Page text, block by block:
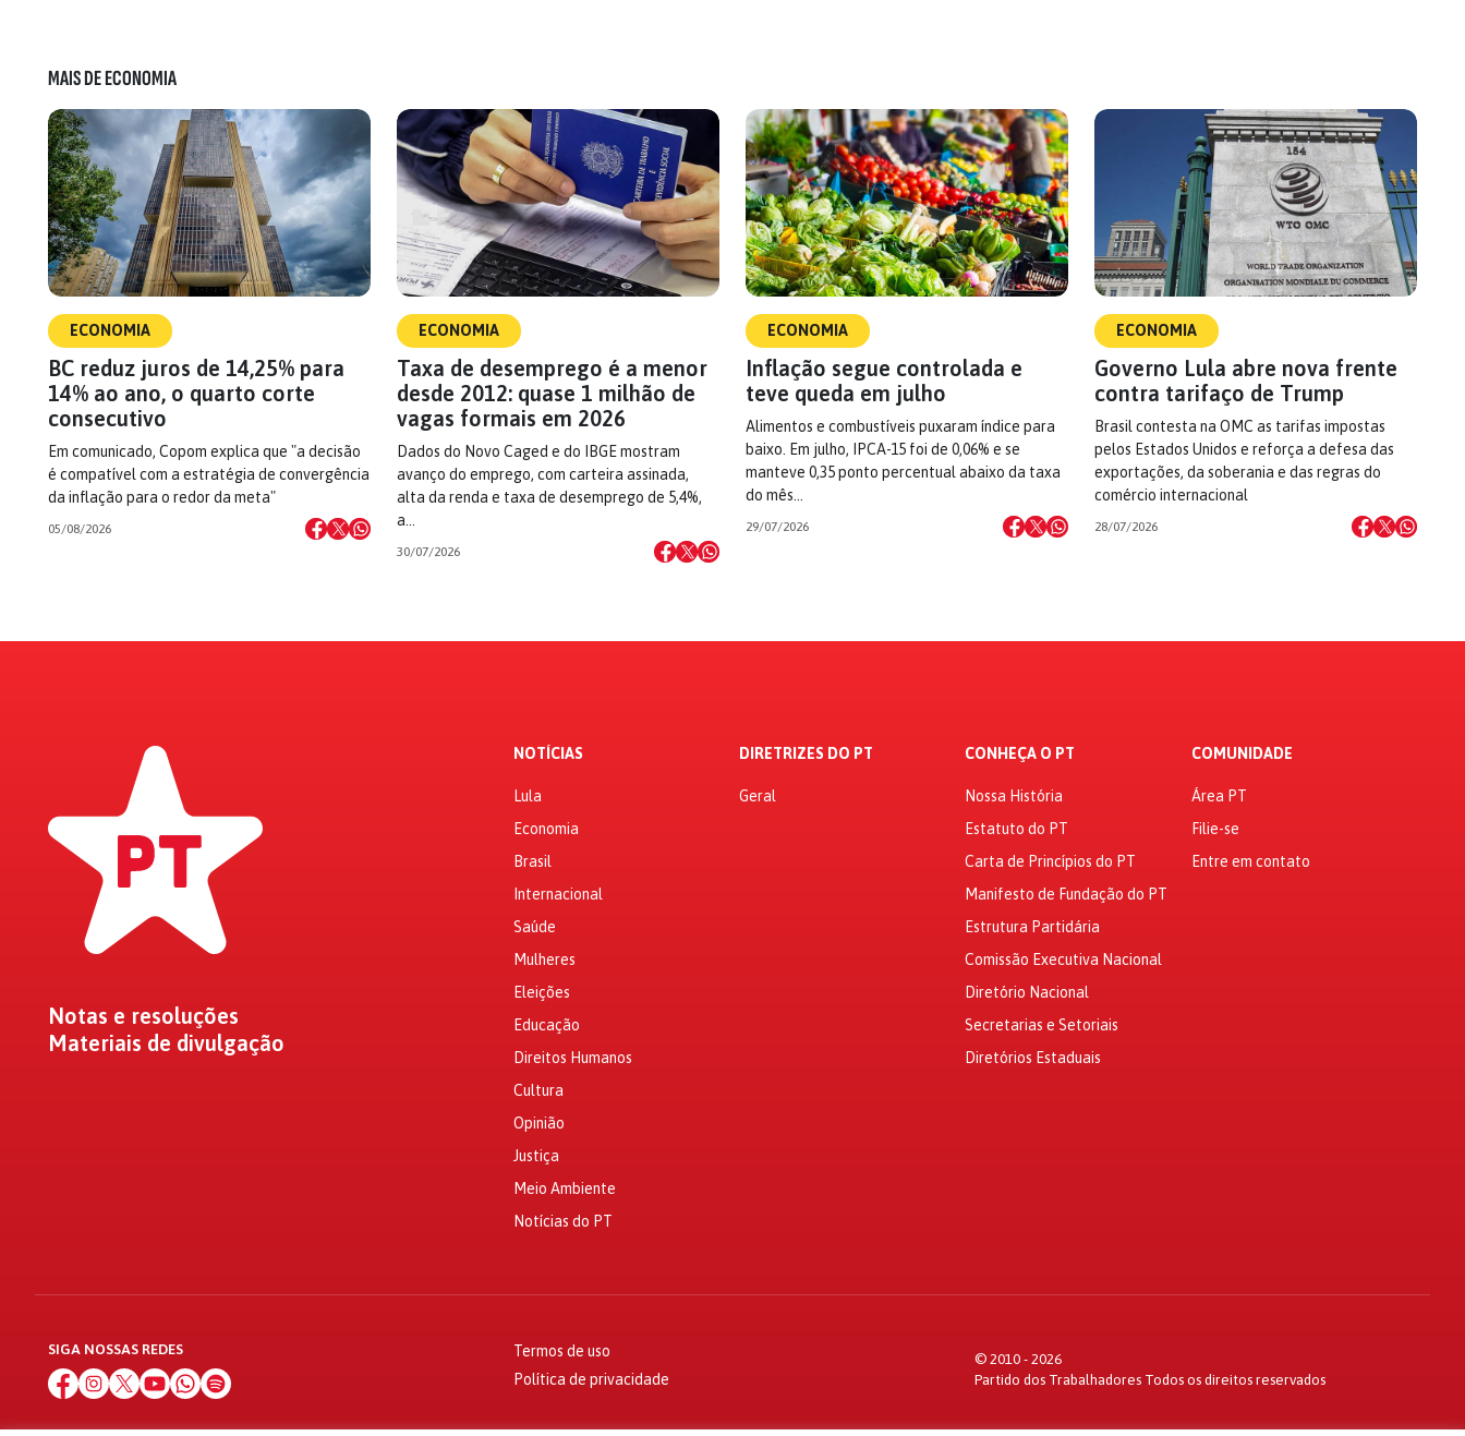
MAIS DE ECONOMIA
ECONOMIA
BC reduz juros de 14,25% para
14% ao ano, o quarto corte
consecutivo
Em comunicado, Copom explica que "a decisão
é compatível com a estratégia de convergência
da inflação para o redor da meta"
05/08/2026
ECONOMIA
Taxa de desemprego é a menor
desde 2012: quase 1 milhão de
vagas formais em 2026
Dados do Novo Caged e do IBGE mostram
avanço do emprego, com carteira assinada,
alta da renda e taxa de desemprego de 5,4%,
a…
30/07/2026
ECONOMIA
Inflação segue controlada e
teve queda em julho
Alimentos e combustíveis puxaram índice para
baixo. Em julho, IPCA-15 foi de 0,06% e se
manteve 0,35 ponto percentual abaixo da taxa
do mês…
29/07/2026
ECONOMIA
Governo Lula abre nova frente
contra tarifaço de Trump
Brasil contesta na OMC as tarifas impostas
pelos Estados Unidos e reforça a defesa das
exportações, da soberania e das regras do
comércio internacional
28/07/2026
Notas e resoluções
Materiais de divulgação
NOTÍCIAS
Lula
Economia
Brasil
Internacional
Saúde
Mulheres
Eleições
Educação
Direitos Humanos
Cultura
Opinião
Justiça
Meio Ambiente
Notícias do PT
DIRETRIZES DO PT
Geral
CONHEÇA O PT
Nossa História
Estatuto do PT
Carta de Princípios do PT
Manifesto de Fundação do PT
Estrutura Partidária
Comissão Executiva Nacional
Diretório Nacional
Secretarias e Setoriais
Diretórios Estaduais
COMUNIDADE
Área PT
Filie-se
Entre em contato
SIGA NOSSAS REDES
Termos de uso
Política de privacidade
© 2010 - 2026
Partido dos Trabalhadores Todos os direitos reservados